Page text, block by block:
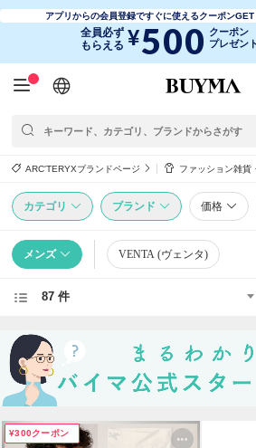
アプリからの会員登録ですぐに使えるクーポンGET
全員必ず
もらえる ¥500 クーポン
プレゼント
日本語
English
简体中文
繁體中文
ARC'TERYXブランドページ ファッション雑貨
カテゴリ ブランド 価格
メンズ VENTA (ヴェンタ)
87 件
¥300クーポン